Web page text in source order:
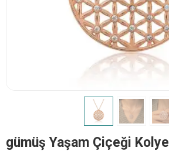
​​​gümüş Yaşam Çiçeği Kolye